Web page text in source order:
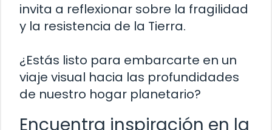
invita a reflexionar sobre la fragilidad
y la resistencia de la Tierra.
¿Estás listo para embarcarte en un
viaje visual hacia las profundidades
de nuestro hogar planetario?
Encuentra inspiración en la